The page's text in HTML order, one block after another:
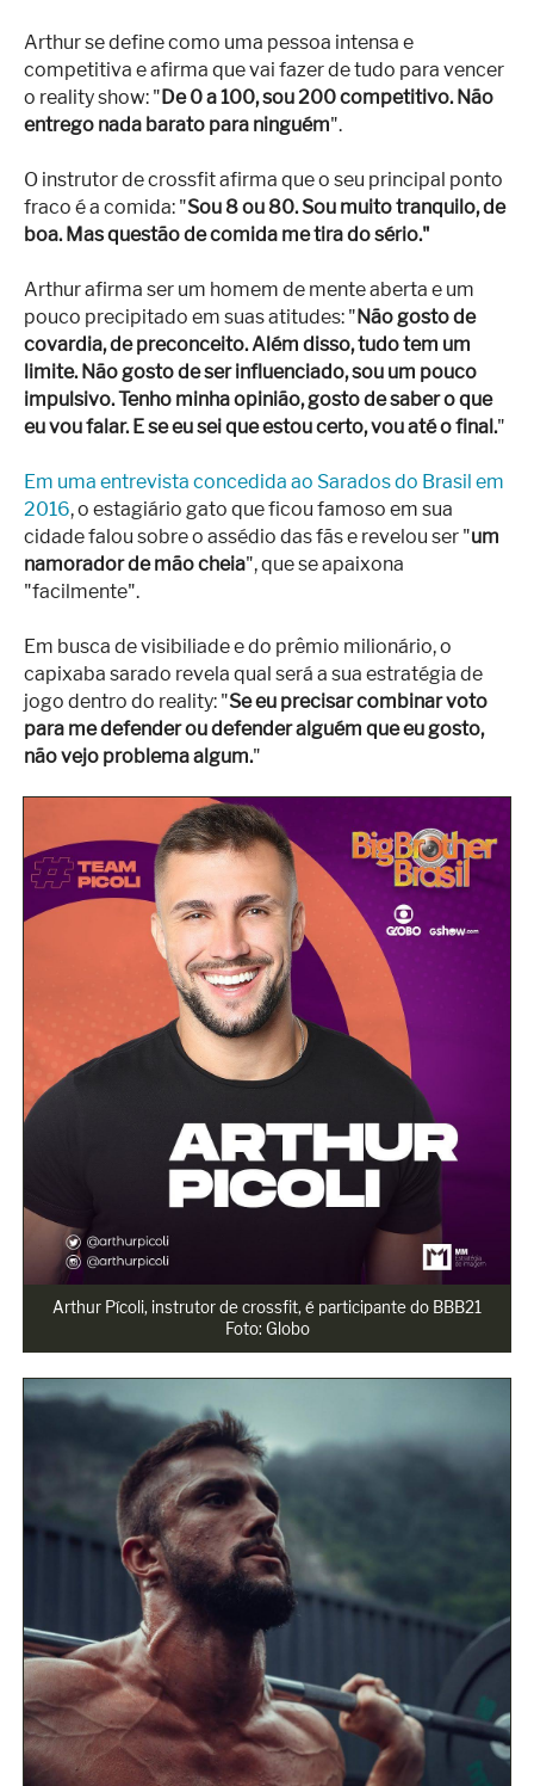
Arthur se define como uma pessoa intensa e
competitiva e afirma que vai fazer de tudo para vencer
o reality show: "De 0 a 100, sou 200 competitivo. Não
entrego nada barato para ninguém".
O instrutor de crossfit afirma que o seu principal ponto
fraco é a comida: "Sou 8 ou 80. Sou muito tranquilo, de
boa. Mas questão de comida me tira do sério."
Arthur afirma ser um homem de mente aberta e um
pouco precipitado em suas atitudes: "Não gosto de
covardia, de preconceito. Além disso, tudo tem um
limite. Não gosto de ser influenciado, sou um pouco
impulsivo. Tenho minha opinião, gosto de saber o que
eu vou falar. E se eu sei que estou certo, vou até o final."
Em uma entrevista concedida ao Sarados do Brasil em
2016, o estagiário gato que ficou famoso em sua
cidade falou sobre o assédio das fãs e revelou ser "um
namorador de mão cheia", que se apaixona
"facilmente".
Em busca de visibiliade e do prêmio milionário, o
capixaba sarado revela qual será a sua estratégia de
jogo dentro do reality: "Se eu precisar combinar voto
para me defender ou defender alguém que eu gosto,
não vejo problema algum."
Arthur Pícoli, instrutor de crossfit, é participante do BBB21
Foto: Globo